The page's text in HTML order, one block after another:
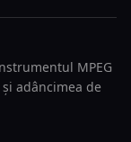
MPEG
adâncimea de